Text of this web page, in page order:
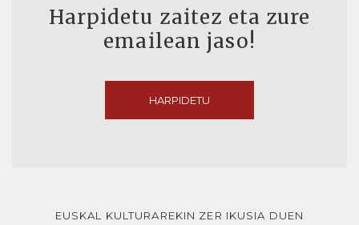
Harpidetu zaitez eta zure
emailean jaso!
HARPIDETU
EUSKAL KULTURAREKIN ZER IKUSIA DUEN